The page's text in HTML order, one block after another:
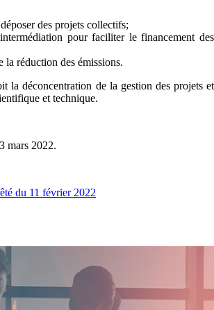
des projets collectifs;
pour faciliter le financement des
la réduction des émissions.
la déconcentration de la gestion des projets et
et technique.
mars 2022.
du 11 février 2022